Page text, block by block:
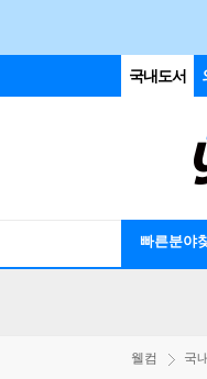
국내도서
빠른분야
웰컴 국